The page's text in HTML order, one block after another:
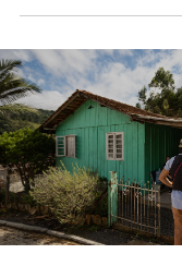
Contação do
cidades: Dona
Witmarsum
(25/05) e Rio